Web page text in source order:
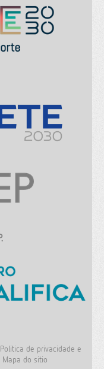
Politica de privacidade e
Mapa do sitio